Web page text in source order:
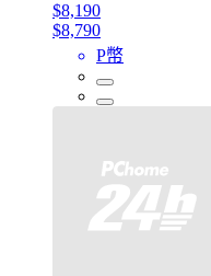
$8,190
$8,790
P幣